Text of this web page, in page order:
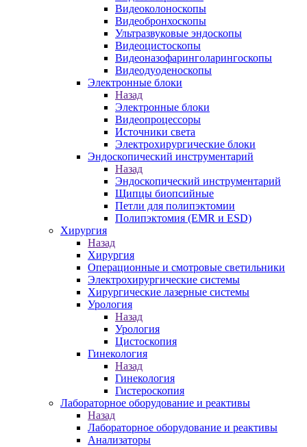
Видеоколоноскопы
Видеобронхоскопы
Ультразвуковые эндоскопы
Видеоцистоскопы
Видеоназофаринголарингоскопы
Видеодуоденоскопы
Электронные блоки
Назад
Электронные блоки
Видеопроцессоры
Источники света
Электрохирургические блоки
Эндоскопический инструментарий
Назад
Эндоскопический инструментарий
Щипцы биопсийные
Петли для полипэктомии
Полипэктомия (EMR и ESD)
Хирургия
Назад
Хирургия
Операционные и смотровые светильники
Электрохирургические системы
Хирургические лазерные системы
Урология
Назад
Урология
Цистоскопия
Гинекология
Назад
Гинекология
Гистероскопия
Лабораторное оборудование и реактивы
Назад
Лабораторное оборудование и реактивы
Анализаторы